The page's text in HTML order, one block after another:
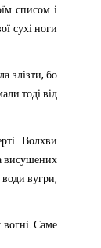
списом і
сухі ноги
злізти,бо
тоді від
.Волхви
висушених
води вугри,
вогні.Саме